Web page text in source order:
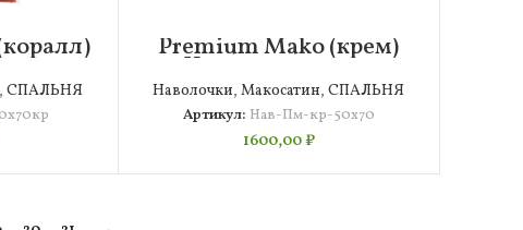
,СПАЛЬНЯ
Premium Mako (крем)
Наволочка 50х70
Наволочки,Макосатин,СПАЛЬНЯ
Артикул: Нав-Пм-кр-50х70
1600,00₽